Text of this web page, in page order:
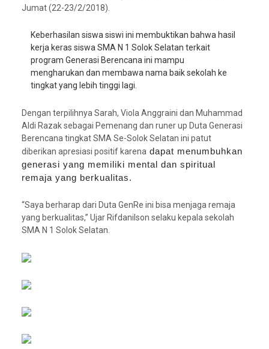
Jumat (22-23/2/2018).
Keberhasilan siswa siswi ini membuktikan bahwa hasil
kerja keras siswa SMA N 1 Solok Selatan terkait
program Generasi Berencana ini mampu
mengharukan dan membawa nama baik sekolah ke
tingkat yang lebih tinggi lagi.
Dengan terpilihnya Sarah, Viola Anggraini dan Muhammad
Aldi Razak sebagai Pemenang dan runer up Duta Generasi
Berencana tingkat SMA Se-Solok Selatan ini patut
diberikan apresiasi positif karena dapat menumbuhkan
generasi yang memiliki mental dan spiritual
remaja yang berkualitas.
“Saya berharap dari Duta GenRe ini bisa menjaga remaja
yang berkualitas,” Ujar Rifdanilson selaku kepala sekolah
SMA N 1 Solok Selatan.